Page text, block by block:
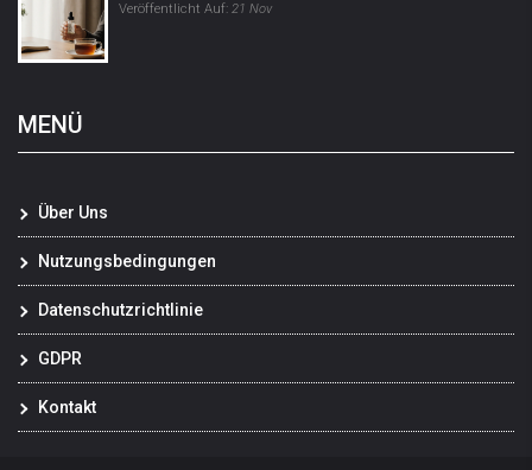
Veröffentlicht Auf: 21 Nov
MENÜ
Über Uns
Nutzungsbedingungen
Datenschutzrichtlinie
GDPR
Kontakt